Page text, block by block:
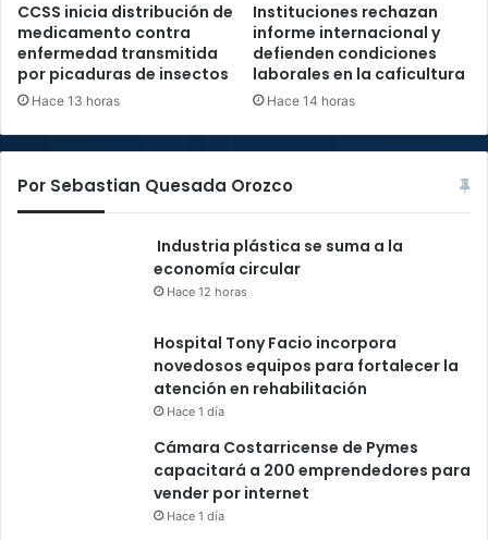
CCSS inicia distribución de
medicamento contra
enfermedad transmitida
por picaduras de insectos
Hace 13 horas
Instituciones rechazan
informe internacional y
defienden condiciones
laborales en la caficultura
Hace 14 horas
Por Sebastian Quesada Orozco
Industria plástica se suma a la
economía circular
Hace 12 horas
Hospital Tony Facio incorpora
novedosos equipos para fortalecer la
atención en rehabilitación
Hace 1 día
Cámara Costarricense de Pymes
capacitará a 200 emprendedores para
vender por internet
Hace 1 día